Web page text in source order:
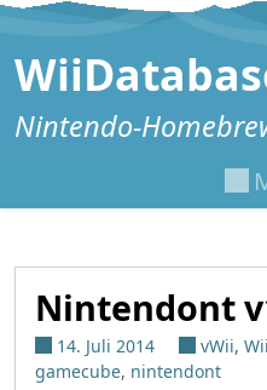
Zum Inhalt springen
Nintendo-
Nintendont
14. Juli 2014 vWii, Wii
gamecube, nintendont